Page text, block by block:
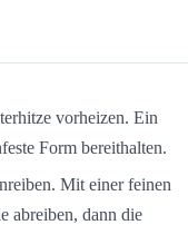
vorheizen. Ein
Form bereithalten.
Mit einer feinen
abreiben, dann die